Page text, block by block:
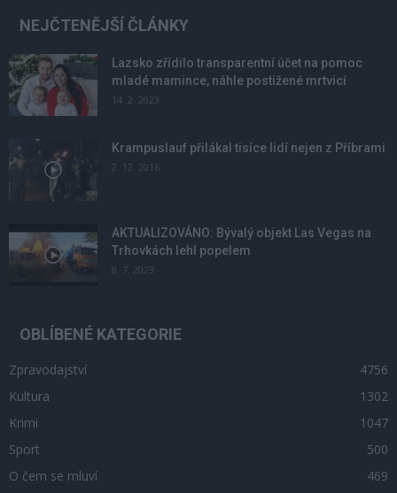
NEJČTENĚJŠÍ ČLÁNKY
Lazsko zřídilo transparentní účet na pomoc
mladé mamince, náhle postižené mrtvicí
14. 2. 2023
Krampuslauf přilákal tisíce lidí nejen z Příbrami
2. 12. 2016
AKTUALIZOVÁNO: Bývalý objekt Las Vegas na
Trhovkách lehl popelem
8. 7. 2023
OBLÍBENÉ KATEGORIE
Zpravodajství
4756
Kultura
1302
Krimi
1047
Sport
500
O čem se mluví
469